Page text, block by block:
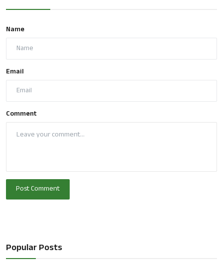
Name
Email
Comment
Post Comment
Popular Posts